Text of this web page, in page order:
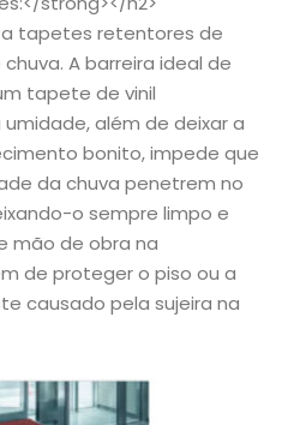
tapetes retentores de
A barreira ideal de
tapete de vinil
além de deixar a
bonito, impede que
da chuva penetrem no
o sempre limpo e
mão de obra na
de proteger o piso ou a
causado pela sujeira na